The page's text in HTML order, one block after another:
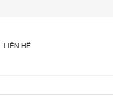
LIÊN HỆ